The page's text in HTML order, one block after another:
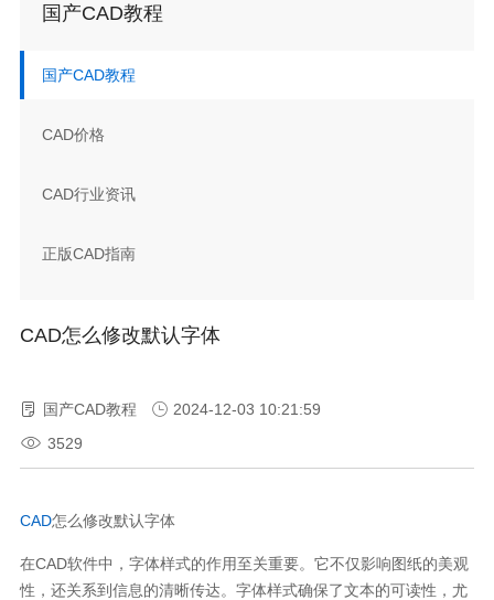
国产CAD教程
国产CAD教程
CAD价格
CAD行业资讯
正版CAD指南
CAD怎么修改默认字体
国产CAD教程
2024-12-03 10:21:59
3529
CAD怎么修改默认字体
在CAD软件中，字体样式的作用至关重要。它不仅影响图纸的美观
性，还关系到信息的清晰传达。字体样式确保了文本的可读性，尤